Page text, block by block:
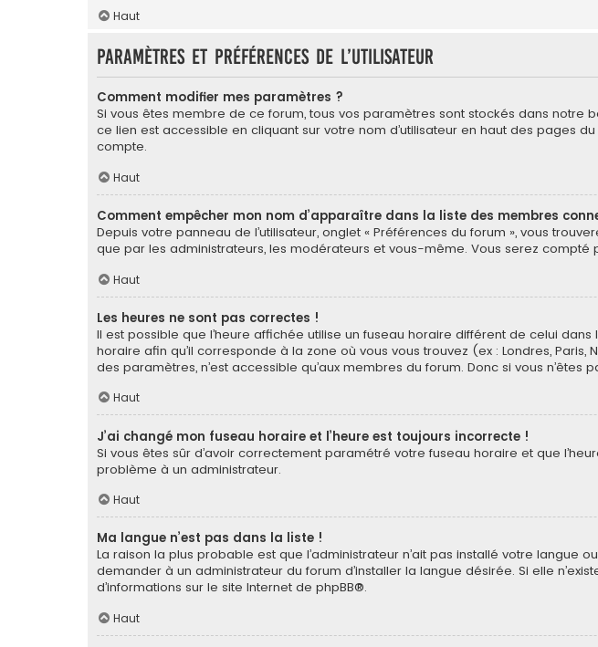
Haut
Paramètres et préférences de l’utilisateur
Comment modifier mes paramètres ?
Si vous êtes membre de ce forum, tous vos paramètres sont stockés dans notre
ce lien est accessible en cliquant sur votre nom d’utilisateur en haut des pages
compte.
Haut
Comment empêcher mon nom d’apparaître dans la liste des membres
Depuis votre panneau de l’utilisateur, onglet « Préférences du forum », vous
que par les administrateurs, les modérateurs et vous-même. Vous serez compté
Haut
Les heures ne sont pas correctes !
Il est possible que l’heure affichée utilise un fuseau horaire différent de celui
horaire afin qu’il corresponde à la zone où vous vous trouvez (ex : Londres,
des paramètres, n’est accessible qu’aux membres du forum. Donc si vous n’êtes
Haut
J’ai changé mon fuseau horaire et l’heure est toujours incorrecte !
Si vous êtes sûr d’avoir correctement paramétré votre fuseau horaire et que
problème à un administrateur.
Haut
Ma langue n’est pas dans la liste !
La raison la plus probable est que l’administrateur n’ait pas installé votre langue
demander à un administrateur du forum d’installer la langue désirée. Si elle
d’informations sur le site Internet de phpBB®.
Haut